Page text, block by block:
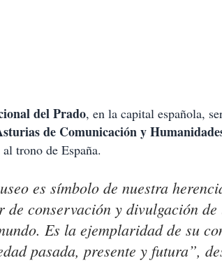
del Prado, en la capital española,
de Comunicación y
trono de España.
es símbolo de nuestra
de conservación y divulgación
Es la ejemplaridad de su
pasada, presente y futura”,